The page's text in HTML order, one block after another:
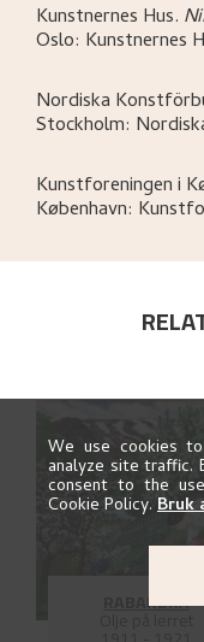
Kunstnernes Hus.
Oslo: Kunstnernes
Nordiska
Stockholm:
Kunstforeningen i
København:
RABARBRA
We use cookies
analyze site traffic.
consent to the
Cookie Policy. Bruk